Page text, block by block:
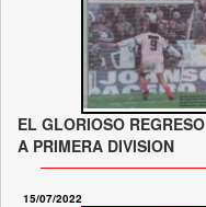
EL GLORIOSO REGRESO
A PRIMERA DIVISION
15/07/2022